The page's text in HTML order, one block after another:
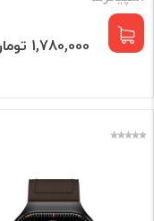
1,780,000 تومان